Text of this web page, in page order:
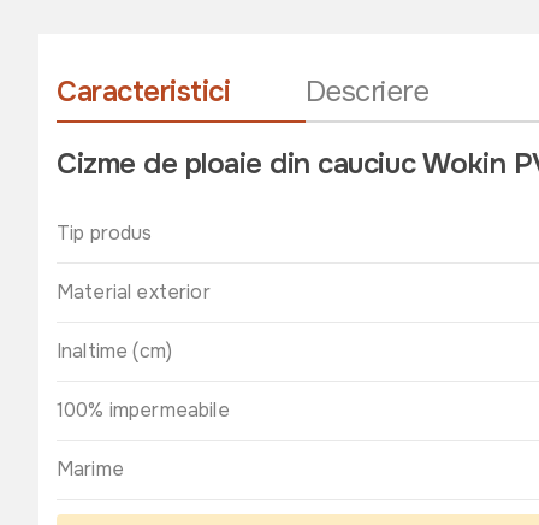
Caracteristici Descriere
Cizme de ploaie din cauciuc Wokin
Tip produs
Material exterior
Inaltime (cm)
100% impermeabile
Marime